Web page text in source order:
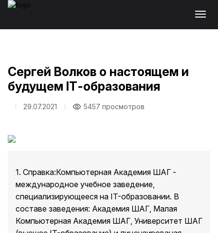
Сергей Волков о настоящем и
будущем IТ-образования
29.07.2021 5457 просмотров
1. Справка:Компьютерная Академия ШАГ -
международное учебное заведение,
специализирующееся на IT-образовании. В
составе заведения: Академия ШАГ, Малая
Компьютерная Академия ШАГ, Университет ШАГ